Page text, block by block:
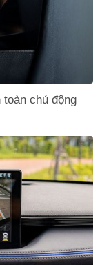
chủ động